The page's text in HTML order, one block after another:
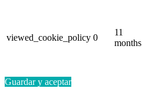
viewed_cookie_policy 0
11
months
Guardar y aceptar